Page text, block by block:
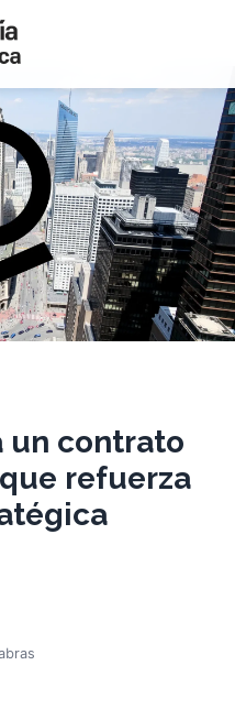
un contrato
refuerza